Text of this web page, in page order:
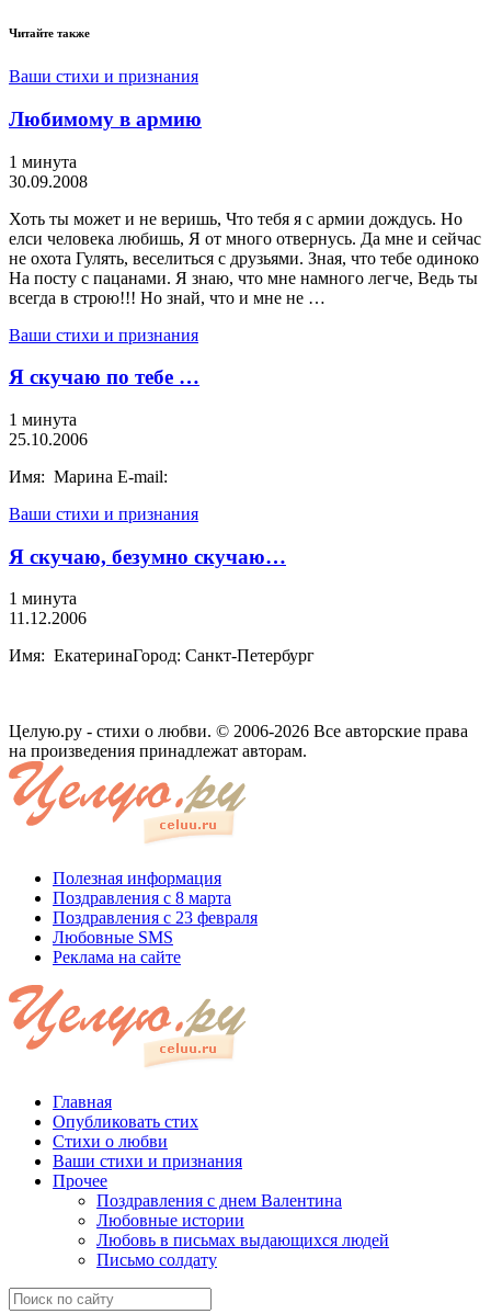
Читайте также
Ваши стихи и признания
Любимому в армию
1 минута
30.09.2008
Хоть ты может и не веришь, Что тебя я с армии дождусь. Но
елси человека любишь, Я от много отвернусь. Да мне и сейчас
не охота Гулять, веселиться с друзьями. Зная, что тебе одиноко
На посту с пацанами. Я знаю, что мне намного легче, Ведь ты
всегда в строю!!! Но знай, что и мне не …
Ваши стихи и признания
Я скучаю по тебе …
1 минута
25.10.2006
Имя: Марина E-mail:
Ваши стихи и признания
Я скучаю, безумно скучаю…
1 минута
11.12.2006
Имя: ЕкатеринаГород: Санкт-Петербург
Целую.ру - стихи о любви. © 2006-2026 Все авторские права
на произведения принадлежат авторам.
Полезная информация
Поздравления с 8 марта
Поздравления с 23 февраля
Любовные SMS
Реклама на сайте
Главная
Опубликовать стих
Стихи о любви
Ваши стихи и признания
Прочее
Поздравления с днем Валентина
Любовные истории
Любовь в письмах выдающихся людей
Письмо солдату